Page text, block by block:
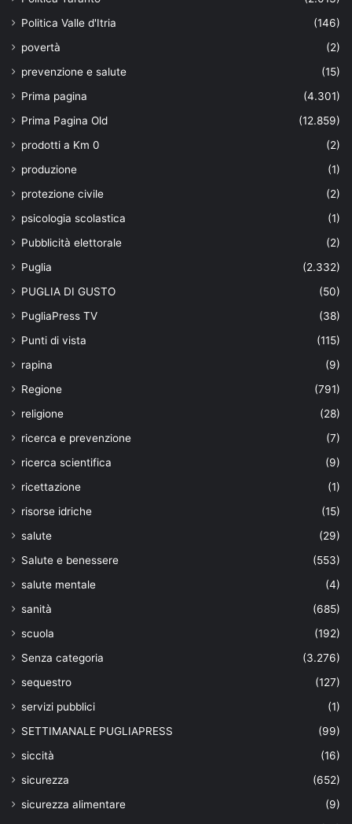
Politica Valle d'Itria
(146)
povertà
(2)
prevenzione e salute
(15)
Prima pagina
(4.301)
Prima Pagina Old
(12.859)
prodotti a Km 0
(2)
produzione
(1)
protezione civile
(2)
psicologia scolastica
(1)
Pubblicità elettorale
(2)
Puglia
(2.332)
PUGLIA DI GUSTO
(50)
PugliaPress TV
(38)
Punti di vista
(115)
rapina
(9)
Regione
(791)
religione
(28)
ricerca e prevenzione
(7)
ricerca scientifica
(9)
ricettazione
(1)
risorse idriche
(15)
salute
(29)
Salute e benessere
(553)
salute mentale
(4)
sanità
(685)
scuola
(192)
Senza categoria
(3.276)
sequestro
(127)
servizi pubblici
(1)
SETTIMANALE PUGLIAPRESS
(99)
siccità
(16)
sicurezza
(652)
sicurezza alimentare
(9)